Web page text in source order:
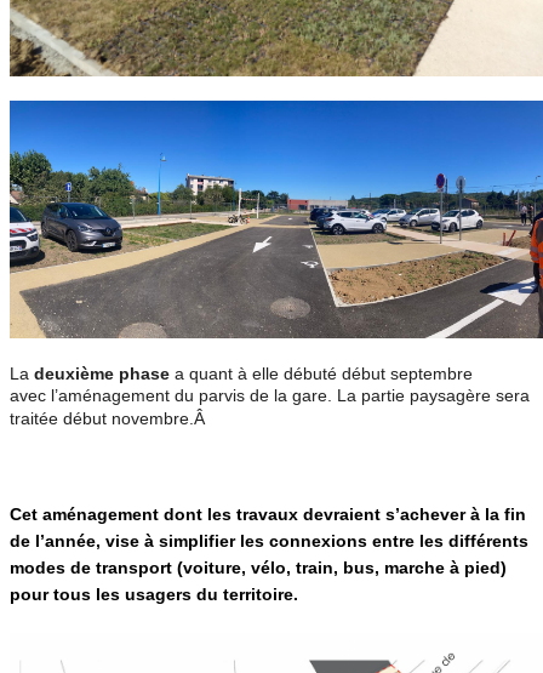
La deuxième phase a quant à elle débuté début septembre
avec l’aménagement du parvis de la gare. La partie paysagère sera
traitée début novembre.Â
Cet aménagement dont les travaux devraient s’achever à la fin
de l’année, vise à simplifier les connexions entre les différents
modes de transport (voiture, vélo, train, bus, marche à pied)
pour tous les usagers du territoire.